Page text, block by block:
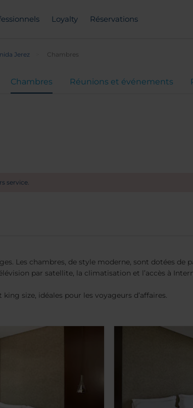
Loyalty Réservations
Jerez Chambres
Chambres Réunions et événements
service.
Les chambres, de style moderne, sont dotées de
par satellite, la climatisation et l’accès à
size, idéales pour les voyageurs d’affaires.